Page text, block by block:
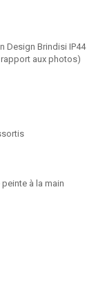
Design Brindisi IP44
aux photos)
à la main